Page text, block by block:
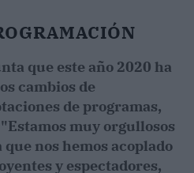
que este año 2020 ha
cambios de
de programas,
muy orgullosos
nos hemos acoplado
y espectadores,